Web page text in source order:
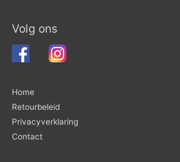
Volg ons
Home
Retourbeleid
Privacyverklaring
Contact